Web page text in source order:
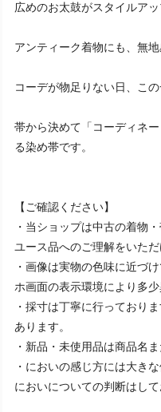
広めのお太鼓がスタイルアッ
アンティーク着物にも、無
コーデが物足りない日、こ
帯から決めて「コーディネ
る染め帯です。
【ご確認ください】
・当ショップは中古の着物
ユース品へのご理解をいた
・画像は実物の色味に近づ
ホ画面の表示環境により多
・採寸は丁寧に行っており
あります。
・新品・未使用品は商品名
・においの感じ方には大き
においについての判断はして